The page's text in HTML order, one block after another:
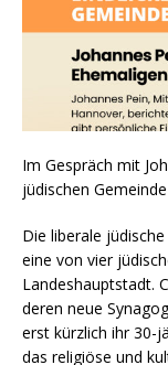
Im Gespräch mit
jüdischen
Die liberale jüdische
eine von vier
Landeshauptstadt.
deren neue
erst kürzlich ihr 30-
das religiöse und